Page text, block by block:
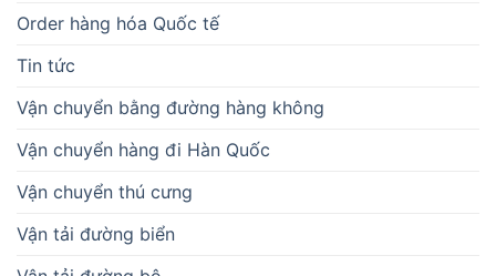
Order hàng hóa Quốc tế
Tin tức
Vận chuyển bằng đường hàng không
Vận chuyển hàng đi Hàn Quốc
Vận chuyển thú cưng
Vận tải đường biển